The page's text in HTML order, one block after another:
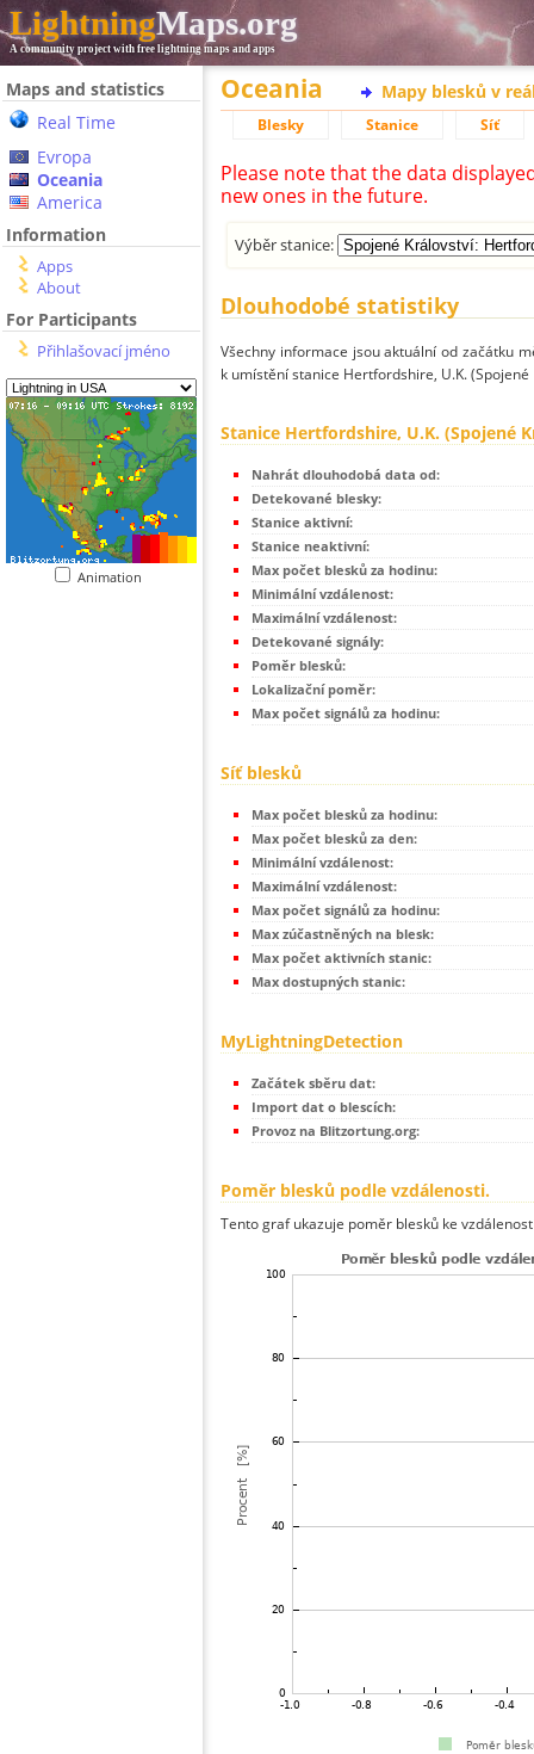
LightningMaps.org
A community project with free lightning maps and apps
Maps and statistics
Real Time
Evropa
Oceania
America
Information
Apps
About
For Participants
Přihlašovací jméno
Animation
Oceania Mapy blesků v
Blesky Stanice Síť
Please note that the data
new ones in the future.
Výběr stanice:
Dlouhodobé statistiky
Všechny informace jsou aktuální od začátku
k umístění stanice Hertfordshire, U.K. (Spojené
Stanice Hertfordshire, U.K. (Spojené
Nahrát dlouhodobá data od:
Detekované blesky:
Stanice aktivní:
Stanice neaktivní:
Max počet blesků za hodinu:
Minimální vzdálenost:
Maximální vzdálenost:
Detekované signály:
Poměr blesků:
Lokalizační poměr:
Max počet signálů za hodinu:
Síť blesků
Max počet blesků za hodinu:
Max počet blesků za den:
Minimální vzdálenost:
Maximální vzdálenost:
Max počet signálů za hodinu:
Max zúčastněných na blesk:
Max počet aktivních stanic:
Max dostupných stanic:
MyLightningDetection
Začátek sběru dat:
Import dat o blescích:
Provoz na Blitzortung.org:
Poměr blesků podle vzdálenosti.
Tento graf ukazuje poměr blesků ke